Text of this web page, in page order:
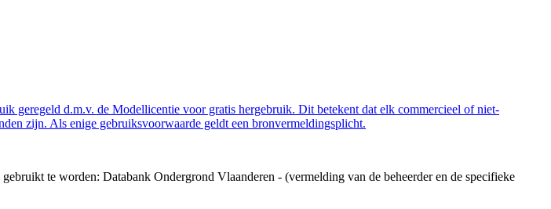
geregeld d.m.v. de Modellicentie voor gratis hergebruik. Dit betekent dat elk commercieel of niet-
zijn. Als enige gebruiksvoorwaarde geldt een bronvermeldingsplicht.
te worden: Databank Ondergrond Vlaanderen - (vermelding van de beheerder en de specifieke